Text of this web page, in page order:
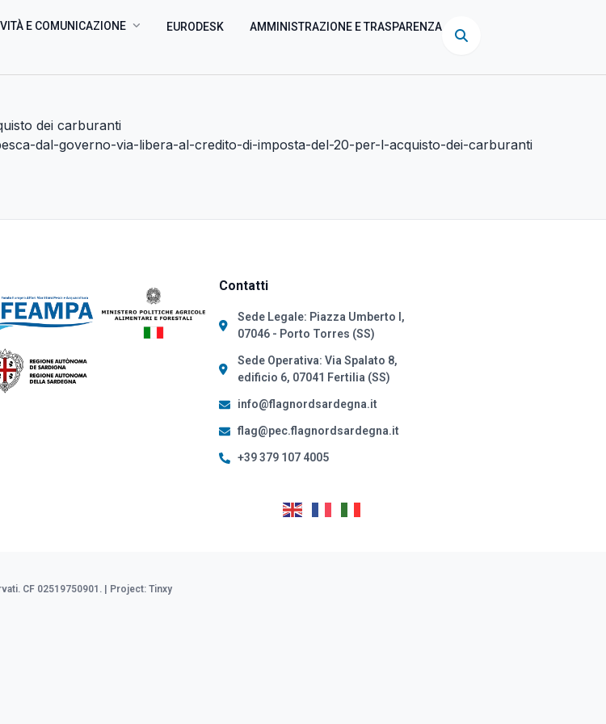
E COMUNICAZIONE EURODESK AMMINISTRAZIONE E TRASPARENZA
dal-governo-via-libera-al-credito-di-imposta-del-20-per-l-acquisto-dei-carburanti
Contatti
Sede Legale: Piazza Umberto I,
07046 - Porto Torres (SS)
Sede Operativa: Via Spalato 8,
edificio 6, 07041 Fertilia (SS)
info@flagnordsardegna.it
flag@pec.flagnordsardegna.it
+39 379 107 4005
CF 02519750901. | Project: Tinxy